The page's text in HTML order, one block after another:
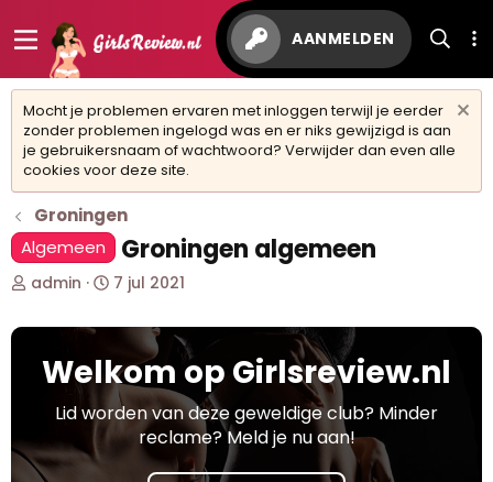
AANMELDEN
Mocht je problemen ervaren met inloggen terwijl je eerder
zonder problemen ingelogd was en er niks gewijzigd is aan
je gebruikersnaam of wachtwoord? Verwijder dan even alle
cookies voor deze site.
Groningen
Algemeen
Groningen algemeen
O
d
p
s
admin
S
a
t
d
a
7 jul 2021
Welkom op Girlsreview.nl
Lid worden van deze geweldige club? Minder
reclame? Meld je nu aan!